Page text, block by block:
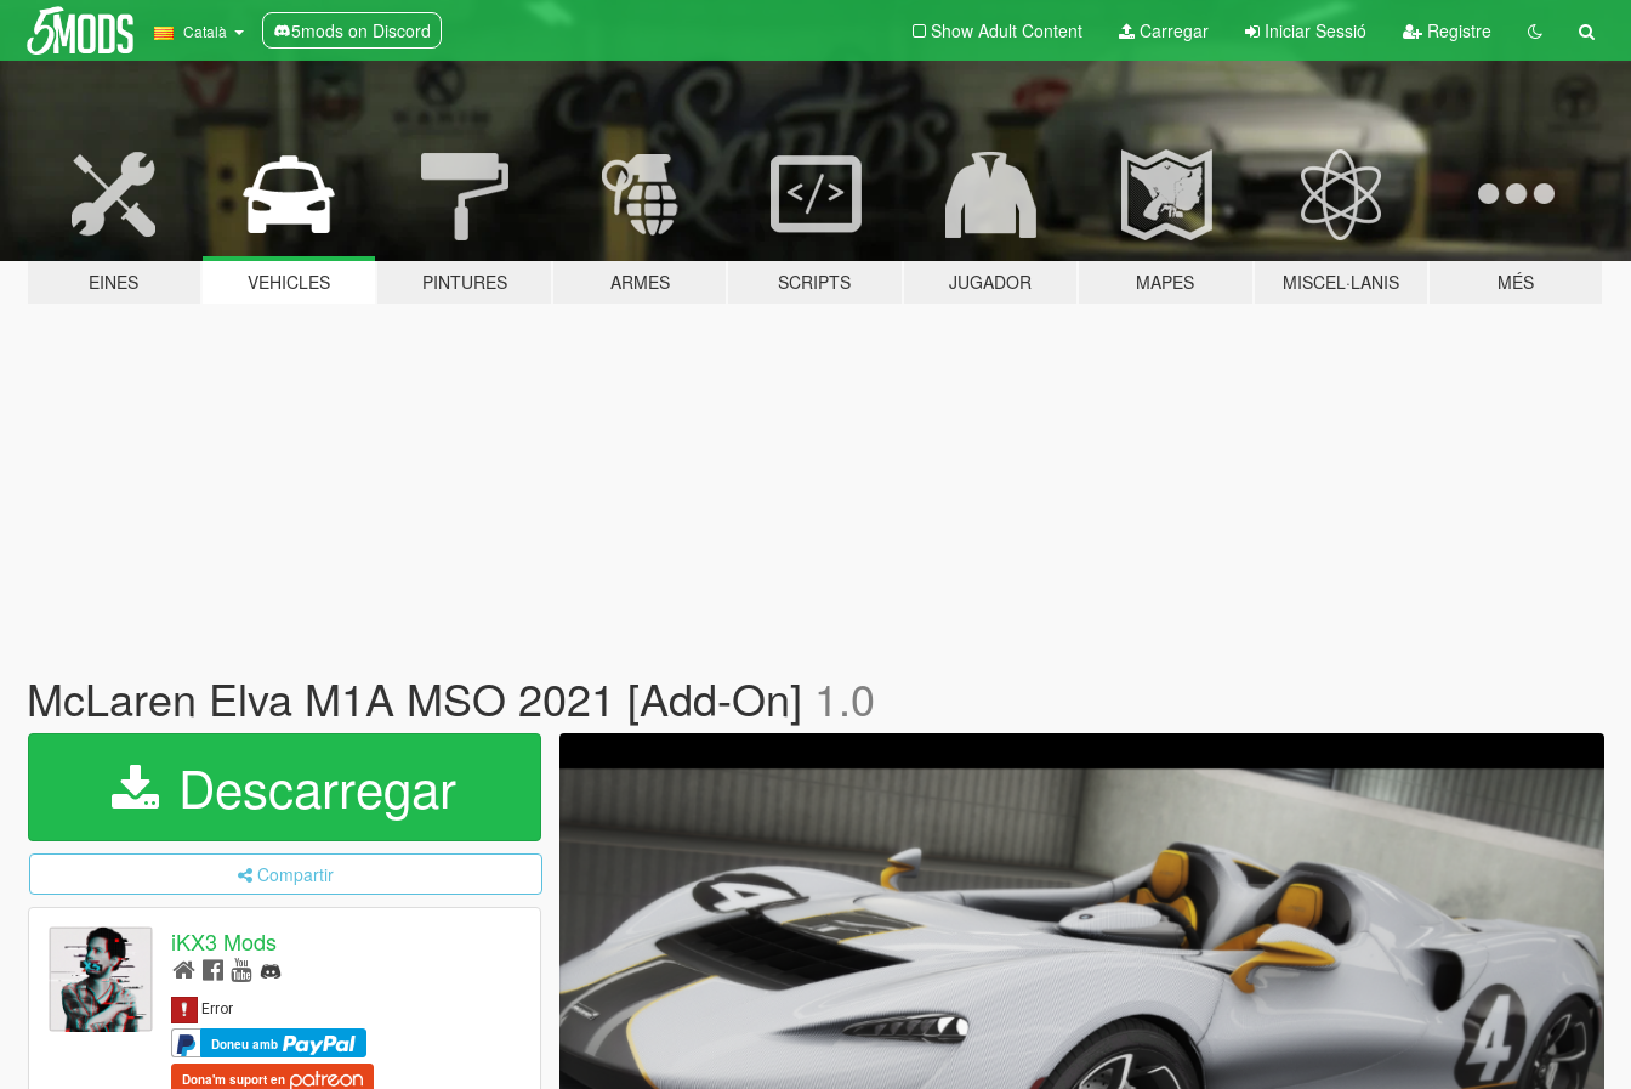
Català 5mods on Discord Show Adult Content Carregar Iniciar Sessió Registre
EINES VEHICLES PINTURES ARMES SCRIPTS JUGADOR MAPES MISCEL·LANIS MÉS
McLaren Elva M1A MSO 2021 [Add-On] 1.0
Descarregar
Compartir
iKX3 Mods
Doneu amb
Dona'm suport en